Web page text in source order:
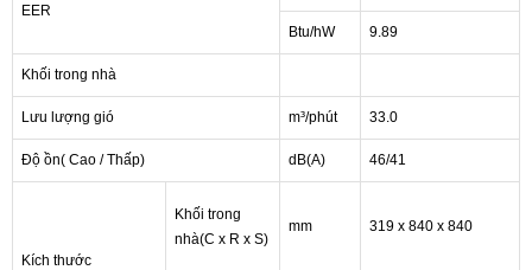
EER
Btu/hW 9.89
Khối trong nhà
Lưu lượng gió m³/phút 33.0
Độ ồn( Cao / Thấp) dB(A) 46/41
Kích thước
Khối trong
nhà(C x R x S)
mm 319 x 840 x 840